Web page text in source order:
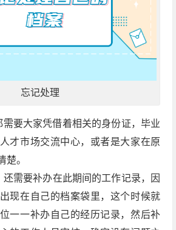
忘记处理
需要大家凭借着相关的身份证，毕业
才市场交流中心，或者是大家在原
楚。
需要补办在此期间的工作记录，因
现在自己的档案袋里，这个时候就
一一补办自己的经历记录，然后补